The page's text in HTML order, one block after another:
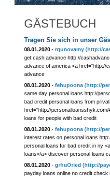
GÄSTEBUCH
Tragen Sie sich in unser
08.01.2020 - rgunovamy (http://
get cash advance http://
advance of america <a href="http://
advance
08.01.2020 - fehupoona (http://
same day personal loans http://
bad credit personal loans from
href="http://
loans for people with bad credit
08.01.2020 - fehupoona (http://
interest rates on personal loans
personal loans for bad credit in ny
loans</a> discover personal loans
08.01.2020 - grhuOried (http://
payday loans online no credit